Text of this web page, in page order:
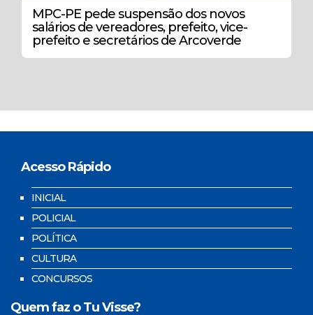
MPC-PE pede suspensão dos novos
salários de vereadores, prefeito, vice-
prefeito e secretários de Arcoverde
Acesso Rápido
INICIAL
POLICIAL
POLÍTICA
CULTURA
CONCURSOS
Quem faz o Tu Visse?